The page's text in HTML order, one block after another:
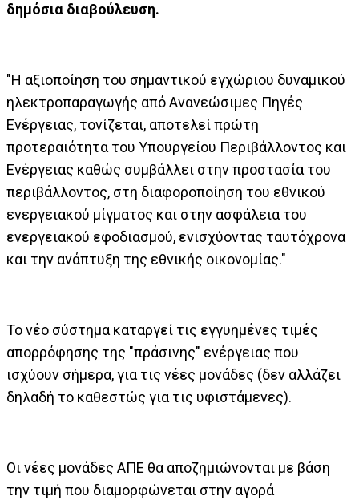
δημόσια διαβούλευση.
"Η αξιοποίηση του σημαντικού εγχώριου δυναμικού
ηλεκτροπαραγωγής από Ανανεώσιμες Πηγές
Ενέργειας, τονίζεται, αποτελεί πρώτη
προτεραιότητα του Υπουργείου Περιβάλλοντος και
Ενέργειας καθώς συμβάλλει στην προστασία του
περιβάλλοντος, στη διαφοροποίηση του εθνικού
ενεργειακού μίγματος και στην ασφάλεια του
ενεργειακού εφοδιασμού, ενισχύοντας ταυτόχρονα
και την ανάπτυξη της εθνικής οικονομίας."
Το νέο σύστημα καταργεί τις εγγυημένες τιμές
απορρόφησης της "πράσινης" ενέργειας που
ισχύουν σήμερα, για τις νέες μονάδες (δεν αλλάζει
δηλαδή το καθεστώς για τις υφιστάμενες).
Οι νέες μονάδες ΑΠΕ θα αποζημιώνονται με βάση
την τιμή που διαμορφώνεται στην αγορά